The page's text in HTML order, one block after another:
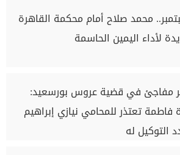
محمد صلاح أمام محكمة القاهرة
لأداء اليمين الحاسمة
مفاجئ في قضية عروس بورسعيد:
فاطمة تعتذر للمحامي نيازي إبراهيم
التوكيل له